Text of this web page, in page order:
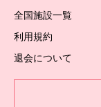
全国施設一覧
利用規約
退会について